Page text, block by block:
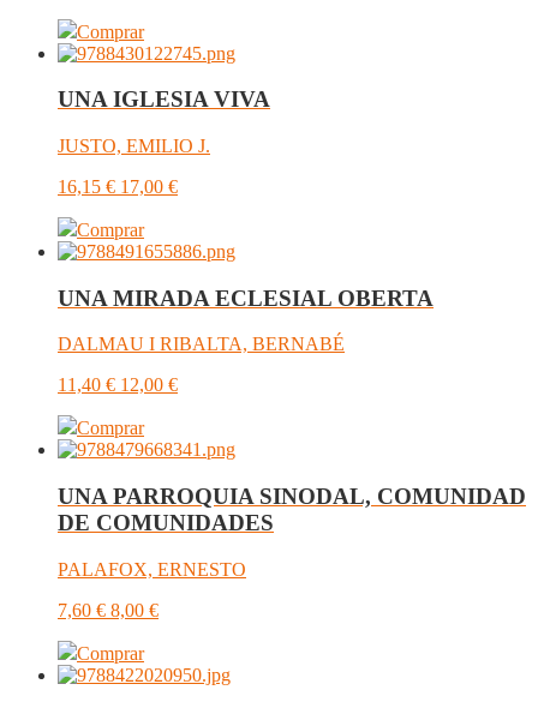
Comprar
UNA IGLESIA VIVA
JUSTO, EMILIO J.
16,15 € 17,00 €
Comprar
UNA MIRADA ECLESIAL OBERTA
DALMAU I RIBALTA, BERNABÉ
11,40 € 12,00 €
Comprar
UNA PARROQUIA SINODAL, COMUNIDAD
DE COMUNIDADES
PALAFOX, ERNESTO
7,60 € 8,00 €
Comprar